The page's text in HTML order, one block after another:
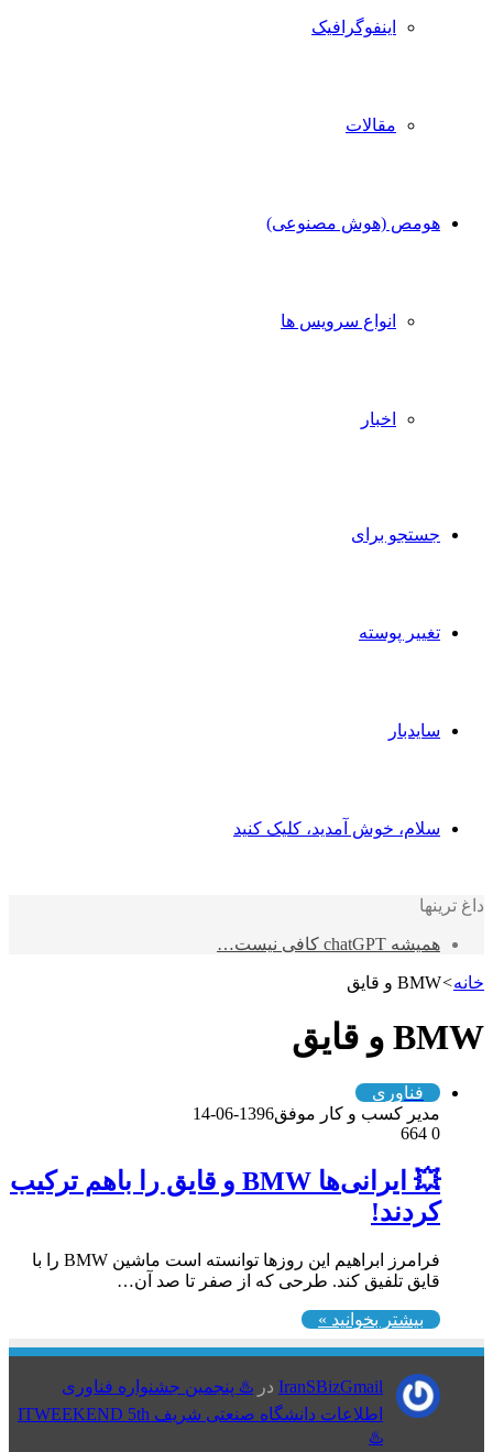
اینفوگرافیک
مقالات
هومص (هوش مصنوعی)
انواع سرویس ها
اخبار
جستجو برای
تغییر پوسته
سایدبار
سلام، خوش آمدید، کلیک کنید
داغ ترینها
همیشه chatGPT کافی نیست…
خانه>BMW و قایق
BMW و قایق
فناوری
مدیر کسب و کار موفق1396-06-14
0
💥 ایرانی‌ها BMW و قایق را باهم ترکیب
کردند!
فرامرز ابراهیم این روزها توانسته است ماشین BMW را با
قایق تلفیق کند. طرحی که از صفر تا صد آن…
بیشتر بخوانید »
IranSBizGmail در ♨️ پنجمین جشنواره فناوری
اطلاعات دانشگاه صنعتی شریف ITWEEKEND 5th
♨️